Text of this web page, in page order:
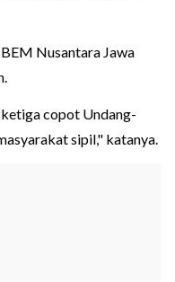
Nusantara Jawa
ketiga copot Undang-
sipil," katanya.